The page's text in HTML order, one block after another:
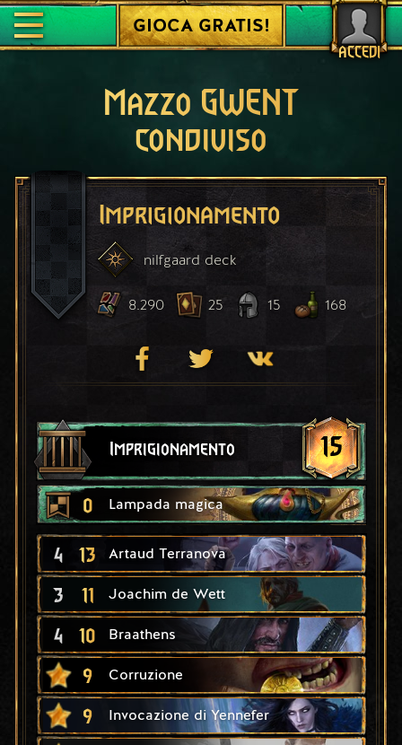
ACCEDI
GIOCA GRATIS!
Mazzo GWENT
condiviso
Imprigionamento
nilfgaard deck
8.290 25 15 168
Imprigionamento 15
0 Lampada magica
4 13 Artaud Terranova
3 11 Joachim de Wett
4 10 Braathens
9 Corruzione
9 Invocazione di Yennefer